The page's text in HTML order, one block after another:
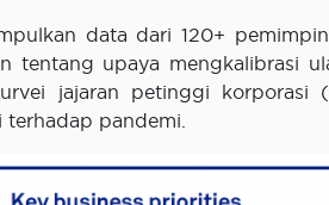
data dari 120+
tentang upaya mengkalibrasi
jajaran petinggi korporasi (
pandemi.